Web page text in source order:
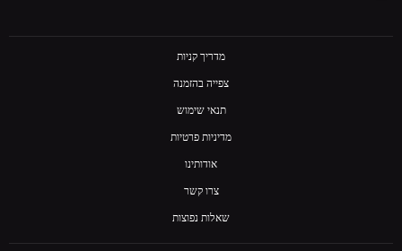
מדריך קניות
צפייה בהזמנה
תנאי שימוש
מדיניות פרטיות
אודותינו
צרו קשר
שאלות נפוצות